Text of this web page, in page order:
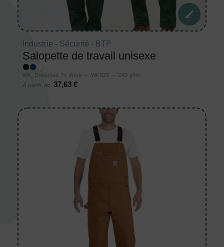
Industrie - Sécurité - BTP
Salopette de travail unisexe
WK. Designed To Work — WK829 — 240 g/m²
À partir de
37,63 €